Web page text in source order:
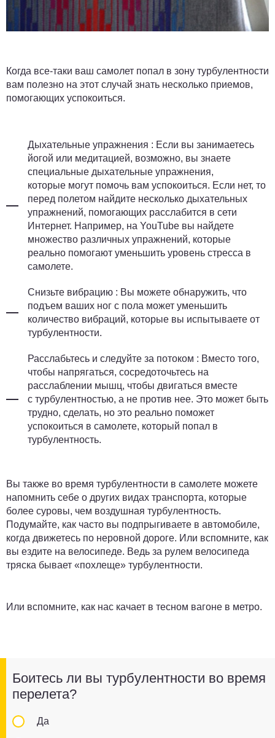
Когда все-таки ваш самолет попал в зону турбулентности
вам полезно на этот случай знать несколько приемов,
помогающих успокоиться.
Дыхательные упражнения : Если вы занимаетесь
йогой или медитацией, возможно, вы знаете
специальные дыхательные упражнения,
которые могут помочь вам успокоиться. Если нет, то
перед полетом найдите несколько дыхательных
упражнений, помогающих расслабится в сети
Интернет. Например, на YouTube вы найдете
множество различных упражнений, которые
реально помогают уменьшить уровень стресса в
самолете.
Снизьте вибрацию : Вы можете обнаружить, что
подъем ваших ног с пола может уменьшить
количество вибраций, которые вы испытываете от
турбулентности.
Расслабьтесь и следуйте за потоком : Вместо того,
чтобы напрягаться, сосредоточьтесь на
расслаблении мышц, чтобы двигаться вместе
с турбулентностью, а не против нее. Это может быть
трудно, сделать, но это реально поможет
успокоиться в самолете, который попал в
турбулентность.
Вы также во время турбулентности в самолете можете
напомнить себе о других видах транспорта, которые
более суровы, чем воздушная турбулентность.
Подумайте, как часто вы подпрыгиваете в автомобиле,
когда движетесь по неровной дороге. Или вспомните, как
вы ездите на велосипеде. Ведь за рулем велосипеда
тряска бывает «похлеще» турбулентности.
Или вспомните, как нас качает в тесном вагоне в метро.
Боитесь ли вы турбулентности во время
перелета?
Да